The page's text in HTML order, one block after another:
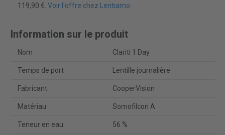
119,90 €. Voir l'offre chez Lentiamo.
Information sur le produit
Nom Clariti 1 Day
Temps de port Lentille journalière
Fabricant CooperVision
Matériau Somofilcon A
Teneur en eau 56 %